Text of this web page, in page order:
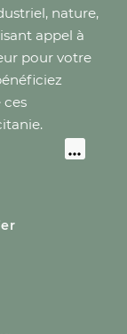
nature,
appel à
pour votre
ces
.